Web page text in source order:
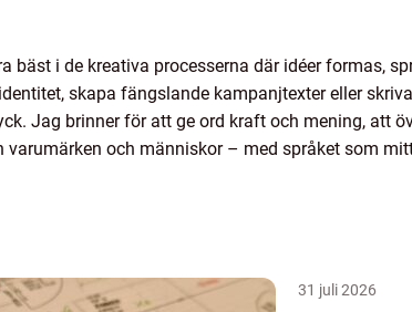
bäst i de kreativa processerna där idéer formas,
skapa fängslande kampanjtexter eller
Jag brinner för att ge ord kraft och mening, att
varumärken och människor – med språket som
31 juli 2026